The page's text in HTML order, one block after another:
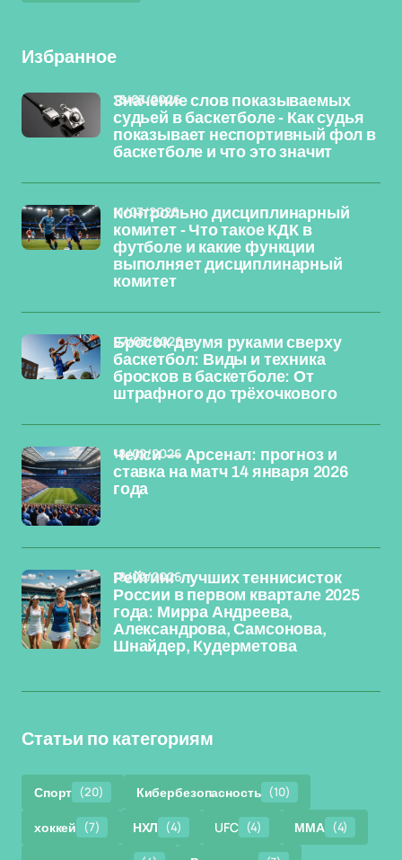
Избранное
Значение слов показываемых
судьей в баскетболе - Как судья
показывает неспортивный фол в
баскетболе и что это значит
13/03/2026
Контрольно дисциплинарный
комитет - Что такое КДК в
футболе и какие функции
выполняет дисциплинарный
комитет
11/03/2026
Бросок двумя руками сверху
баскетбол: Виды и техника
бросков в баскетболе: От
штрафного до трёхочкового
07/03/2026
Челси — Арсенал: прогноз и
ставка на матч 14 января 2026
года
18/02/2026
Рейтинг лучших теннисисток
России в первом квартале 2025
года: Мирра Андреева,
Александрова, Самсонова,
Шнайдер, Кудерметова
18/02/2026
Статьи по категориям
Спорт (20) Кибербезопасность (10)
хоккей (7) НХЛ (4) UFC (4) ММА (4)